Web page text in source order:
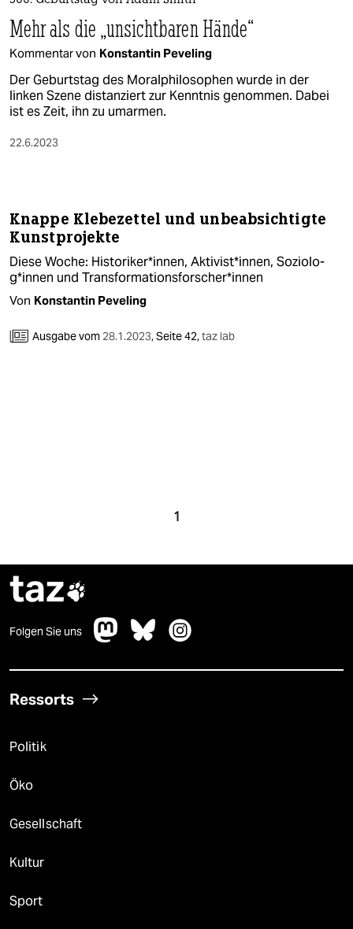
nord
wahrheit
verlag
verlag
fragen & hilfe
unterstützen
abo
genossenschaft
Mehr als die „unsichtbaren Hände“
Kommentar von Konstantin Peveling
Der Geburtstag des Moralphilosophen wurde in der
linken Szene distanziert zur Kenntnis genommen. Dabei
ist es Zeit, ihn zu umarmen.
22.6.2023
Knappe Klebezettel und unbeabsichtigte
Kunstprojekte
Diese Woche: Historiker*innen, Aktivist*innen, So­zio­lo­
g*in­nen und Trans­for­ma­ti­ons­for­sche­r*in­nen
Von Konstantin Peveling
Ausgabe vom 28.1.2023,Seite 42,taz lab
1
taz
Folgen Sie uns
Ressorts
Politik
Öko
Gesellschaft
Kultur
Sport